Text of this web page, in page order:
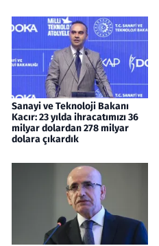
Sanayi ve Teknoloji Bakanı
Kacır: 23 yılda ihracatımızı 36
milyar dolardan 278 milyar
dolara çıkardık